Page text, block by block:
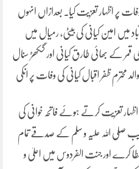
وفات پر اظہار تعزیت کیا. بعدازاں انہوں
میں امین کیانی کی بیٹی، رمیال میں
قمر کے بھائی طارق کیانی اور گکھڑ سنال
محترم ظفر اقبال کیانی کی وفات پر انکی
تعزیت کرتے ہوئے فاتحہ خوانی کی
صلی اللہ علیہ و سلم کے صدقے تمام
کرے اور جنت الفردوس میں اعلیٰ و